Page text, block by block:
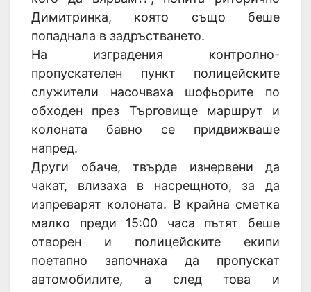
Димитринка, която също беше
попаднала в задръстването.
На изградения контролно-
пропускателен пункт полицейските
служители насочваха шофьорите по
обходен през Търговище маршрут и
колоната бавно се придвижваше
напред.
Други обаче, твърде изнервени да
чакат, влизаха в насрещното, за да
изпреварят колоната. В крайна сметка
малко преди 15:00 часа пътят беше
отворен и полицейските екипи
поетапно започнаха да пропускат
автомобилите, а след това и